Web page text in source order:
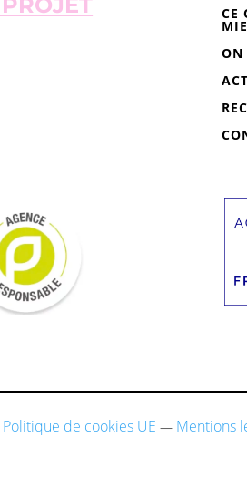
CE
ON
Politique de cookies UE — Mentions